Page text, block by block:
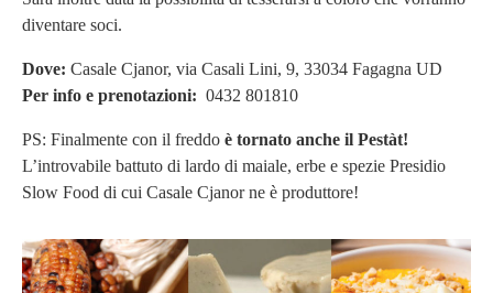
diventare soci.
Dove: Casale Cjanor, via Casali Lini, 9, 33034 Fagagna UD
Per info e prenotazioni: 0432 801810
PS: Finalmente con il freddo è tornato anche il Pestàt!
L’introvabile battuto di lardo di maiale, erbe e spezie Presidio
Slow Food di cui Casale Cjanor ne è produttore!